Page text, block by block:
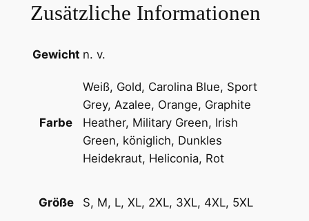
n
h
Zusätzliche Informationen
Gewicht n. v.
Farbe
Weiß, Gold, Carolina Blue, Sport
Grey, Azalee, Orange, Graphite
Heather, Military Green, Irish
Green, königlich, Dunkles
Heidekraut, Heliconia, Rot
Größe S, M, L, XL, 2XL, 3XL, 4XL, 5XL